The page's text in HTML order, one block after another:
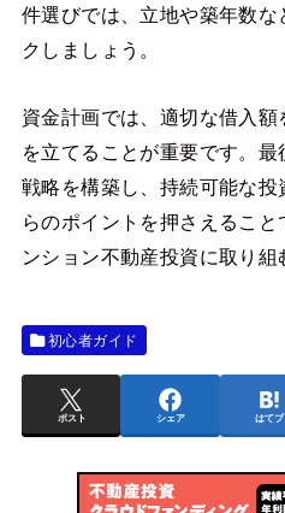
件選びでは、立地や築年数
クしましょう。
資金計画では、適切な借入
を立てることが重要です。
戦略を構築し、持続可能な
らのポイントを押さえるこ
ンション不動産投資に取り組
初心者ガイド
ポスト シェア はてブ